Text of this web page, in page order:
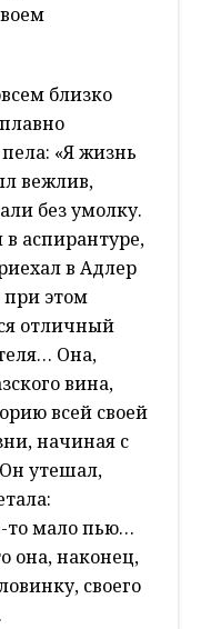
близко
«Я жизнь
вежлив,
без умолку.
в аспирантуре,
в Адлер
при этом
отличный
Она,
вина,
всей своей
начиная с
утешал,
то мало пью…
она, наконец,
своего